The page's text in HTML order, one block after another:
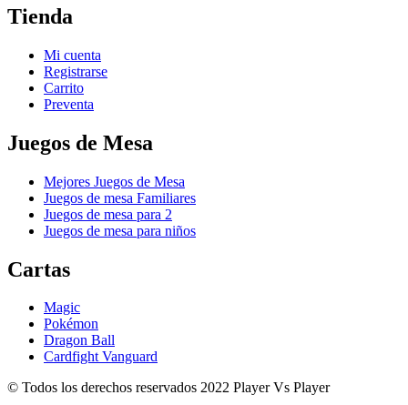
Tienda
Mi cuenta
Registrarse
Carrito
Preventa
Juegos de Mesa
Mejores Juegos de Mesa
Juegos de mesa Familiares
Juegos de mesa para 2
Juegos de mesa para niños
Cartas
Magic
Pokémon
Dragon Ball
Cardfight Vanguard
© Todos los derechos reservados 2022 Player Vs Player